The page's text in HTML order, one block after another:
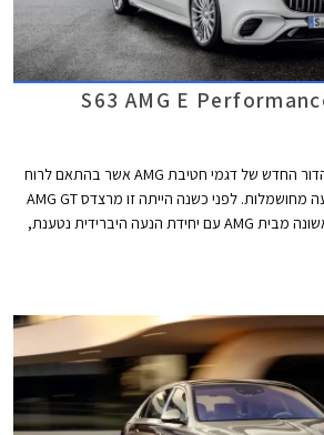
מרצדס ממשיכה בהשקת הדור החדש של דגמי חטיבת AMG אשר בהתאם לרוח
הימים מצוידים ביחידות הנעה מחושמלות. לפני כשנה הייתה זו מרצדס AMG GT
סדאן שהייתה למכונית הראשונה מבית AMG עם יחידת הנעה היברידית נטענת,